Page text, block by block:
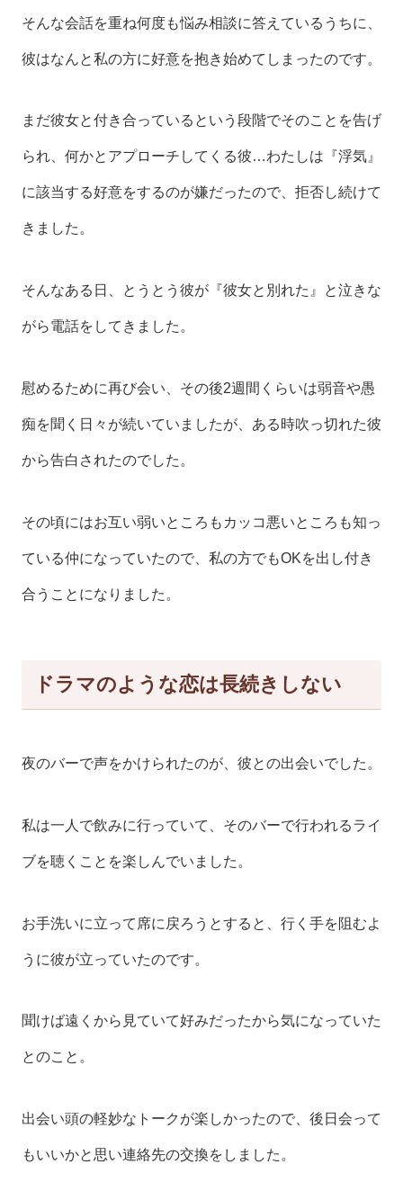
そんな会話を重ね何度も悩み相談に答えているうちに、
彼はなんと私の方に好意を抱き始めてしまったのです。
まだ彼女と付き合っているという段階でそのことを告げ
られ、何かとアプローチしてくる彼…わたしは『浮気』
に該当する好意をするのが嫌だったので、拒否し続けて
きました。
そんなある日、とうとう彼が『彼女と別れた』と泣きな
がら電話をしてきました。
慰めるために再び会い、その後2週間くらいは弱音や愚
痴を聞く日々が続いていましたが、ある時吹っ切れた彼
から告白されたのでした。
その頃にはお互い弱いところもカッコ悪いところも知っ
ている仲になっていたので、私の方でもOKを出し付き
合うことになりました。
ドラマのような恋は長続きしない
夜のバーで声をかけられたのが、彼との出会いでした。
私は一人で飲みに行っていて、そのバーで行われるライ
ブを聴くことを楽しんでいました。
お手洗いに立って席に戻ろうとすると、行く手を阻むよ
うに彼が立っていたのです。
聞けば遠くから見ていて好みだったから気になっていた
とのこと。
出会い頭の軽妙なトークが楽しかったので、後日会って
もいいかと思い連絡先の交換をしました。